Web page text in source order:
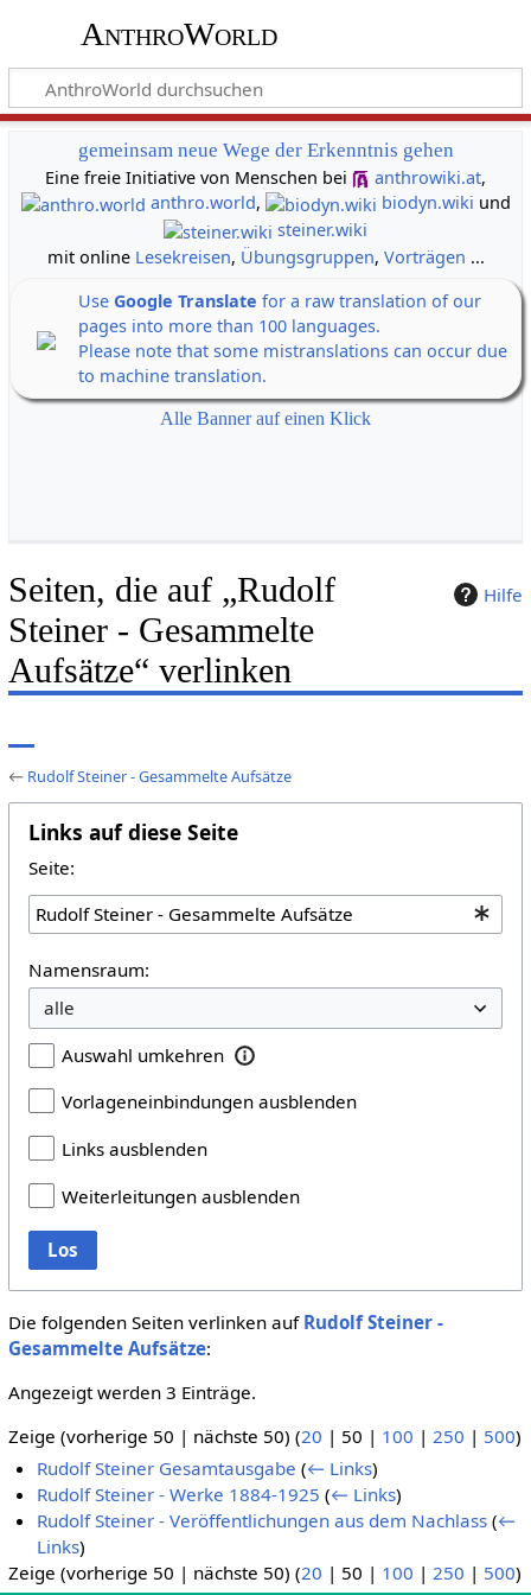
AnthroWorld
gemeinsam neue Wege der Erkenntnis gehen
Eine freie Initiative von Menschen bei
anthrowiki.at,
anthro.world, biodyn.wiki und
steiner.wiki
mit online Lesekreisen, Übungsgruppen, Vorträgen ...
Use Google Translate for a raw translation of our
pages into more than 100 languages.
Please note that some mistranslations can occur due
to machine translation.
Alle Banner auf einen Klick
Hilfe
Seiten, die auf „Rudolf
Steiner - Gesammelte
Aufsätze“ verlinken
← Rudolf Steiner - Gesammelte Aufsätze
Links auf diese Seite
Seite:
Namensraum:
Auswahl umkehren
Vorlageneinbindungen ausblenden
Links ausblenden
Weiterleitungen ausblenden
Los
Die folgenden Seiten verlinken auf Rudolf Steiner -
Gesammelte Aufsätze:
Angezeigt werden 3 Einträge.
Zeige (vorherige 50 | nächste 50) (20 | 50 | 100 | 250 | 500)
Rudolf Steiner Gesamtausgabe (← Links)
Rudolf Steiner - Werke 1884-1925 (← Links)
Rudolf Steiner - Veröffentlichungen aus dem Nachlass (←
Links)
Zeige (vorherige 50 | nächste 50) (20 | 50 | 100 | 250 | 500)